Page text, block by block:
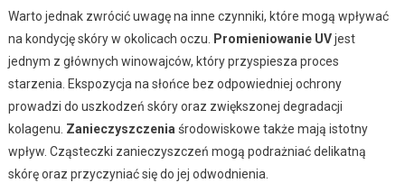
Warto jednak zwrócić uwagę na inne czynniki, które mogą wpływać
na kondycję skóry w okolicach oczu.
Promieniowanie UVjest
jednym z głównych winowajców, który przyspiesza proces
starzenia. Ekspozycja na słońce bez odpowiedniej ochrony
prowadzi do uszkodzeń skóry oraz zwiększonej degradacji
kolagenu. Zanieczyszczenia środowiskowe także mają istotny
wpływ. Cząsteczki zanieczyszczeń mogą podrażniać delikatną
skórę oraz przyczyniać się do jej odwodnienia.